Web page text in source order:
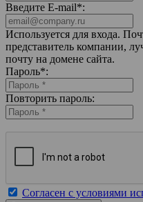
Введите E-mail*:
Используется для входа. Почта
представитель компании,
почту на домене сайта.
Пароль*:
Повторить пароль:
Согласен с условиями